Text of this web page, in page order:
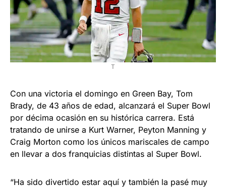
T
Con una victoria el domingo en Green Bay, Tom
Brady, de 43 años de edad, alcanzará el Super Bowl
por décima ocasión en su histórica carrera. Está
tratando de unirse a Kurt Warner, Peyton Manning y
Craig Morton como los únicos mariscales de campo
en llevar a dos franquicias distintas al Super Bowl.
“Ha sido divertido estar aquí y también la pasé muy